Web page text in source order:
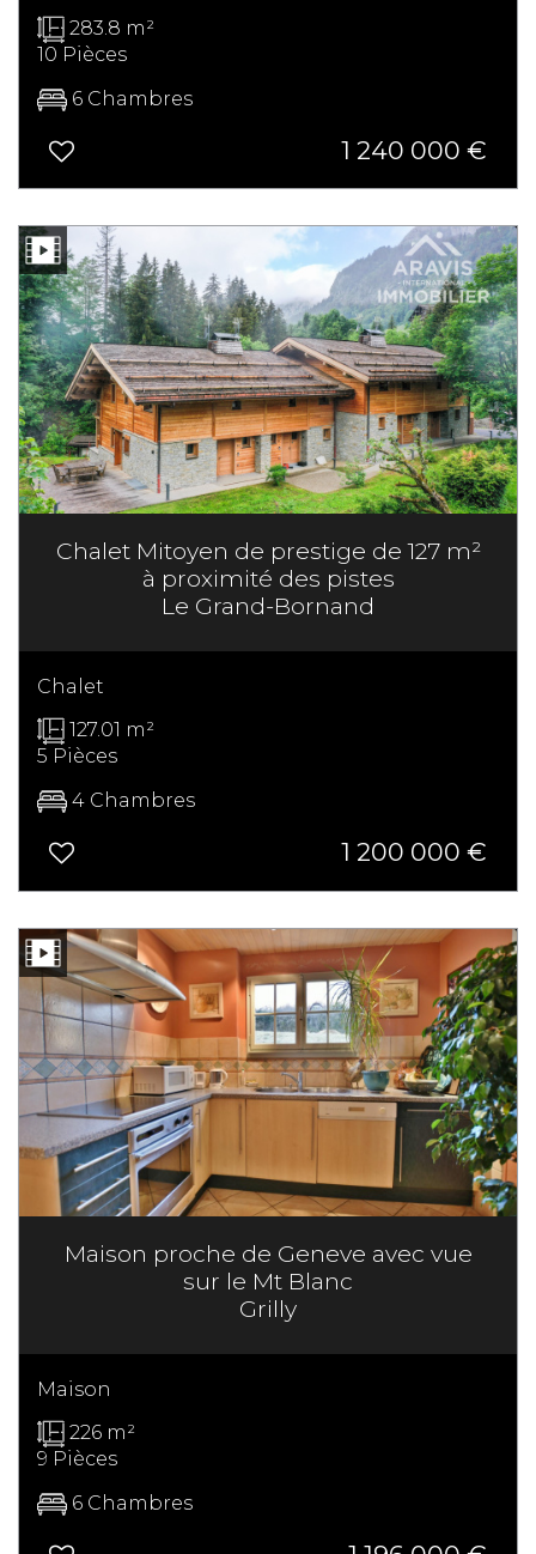
283.8 m²
10 Pièces
6 Chambres
1 240 000 €
Chalet Mitoyen de prestige de 127 m²
à proximité des pistes
Le Grand-Bornand
Chalet
127.01 m²
5 Pièces
4 Chambres
1 200 000 €
Maison proche de Geneve avec vue
sur le Mt Blanc
Grilly
Maison
226 m²
9 Pièces
6 Chambres